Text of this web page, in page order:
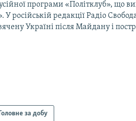
програми «Політклуб», що
У російській редакції Радіо
Україні після Майдану і
за добу